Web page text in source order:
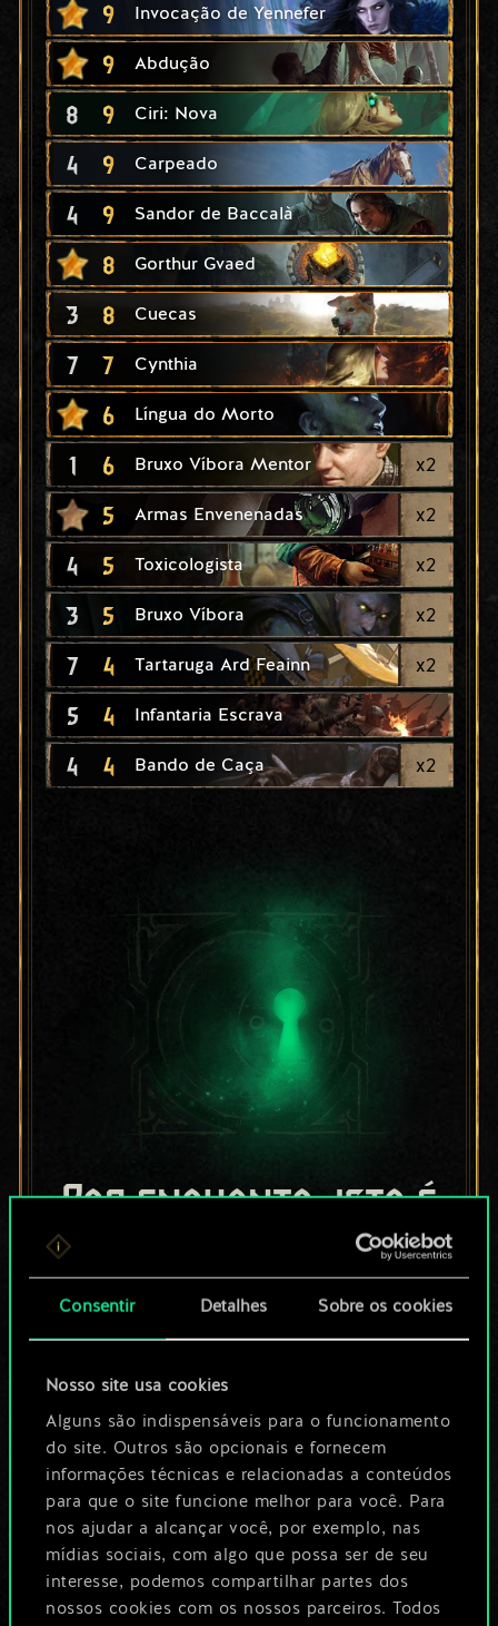
Consentir Detalhes Sobre os cookies
Nosso site usa cookies
Alguns são indispensáveis para o funcionamento
do site. Outros são opcionais e fornecem
informações técnicas e relacionadas a conteúdos
para que o site funcione melhor para você. Para
nos ajudar a alcançar você, por exemplo, nas
mídias sociais, com algo que possa ser de seu
interesse, podemos compartilhar partes dos
nossos cookies com os nossos parceiros. Todos
9 Invocação de Yennefer
9 Abdução
8 9 Ciri: Nova
4 9 Carpeado
4 9 Sandor de Baccalà
8 Gorthur Gvaed
3 8 Cuecas
7 7 Cynthia
6 Língua do Morto
1 6 Bruxo Víbora Mentor x2
5 Armas Envenenadas x2
4 5 Toxicologista x2
3 5 Bruxo Víbora x2
7 4 Tartaruga Ard Feainn x2
5 4 Infantaria Escrava
4 4 Bando de Caça x2
Por enquanto, isto é
apenas um conjunto
de cartas
compartilhado.
No entanto, dá para
ser muito mais!
Dê um nome para este baralho e crie
um guia